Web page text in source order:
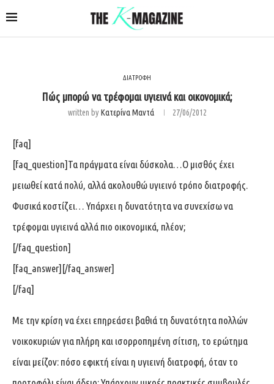
ΔΙΑΤΡΟΦΗ
Πώς μπορώ να τρέφομαι υγιεινά και οικονομικά;
written byΚατερίνα Μαντά 27/06/2012
[faq]
[faq_question]Τα πράγματα είναι δύσκολα…Ο μισθός έχει
μειωθεί κατά πολύ, αλλά ακολουθώ υγιεινό τρόπο διατροφής.
Φυσικά κοστίζει… Υπάρχει η δυνατότητα να συνεχίσω να
τρέφομαι υγιεινά αλλά πιο οικονομικά, πλέον;
[/faq_question]
[faq_answer][/faq_answer]
[/faq]
Με την κρίση να έχει επηρεάσει βαθιά τη δυνατότητα πολλών
νοικοκυριών για πλήρη και ισορροπημένη σίτιση, το ερώτημα
είναι μείζον: πόσο εφικτή είναι η υγιεινή διατροφή, όταν το